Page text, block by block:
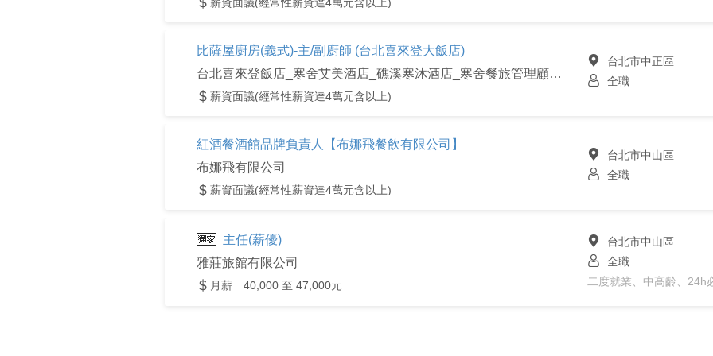
比薩屋廚房(義式)-主/副廚師 (台北喜來登大飯店)
台北喜來登飯店_寒舍艾美酒店_礁溪寒沐酒店_寒舍餐旅管理顧問股份有限公司
薪資面議(經常性薪資達4萬元含以上)
台北市中正區
全職
紅酒餐酒館品牌負責人【布娜飛餐飲有限公司】
布娜飛有限公司
薪資面議(經常性薪資達4萬元含以上)
台北市中山區
全職
主任(薪優)
雅莊旅館有限公司
月薪 40,000 至 47,000元
台北市中山區
全職
二度就業、中高齡、24h